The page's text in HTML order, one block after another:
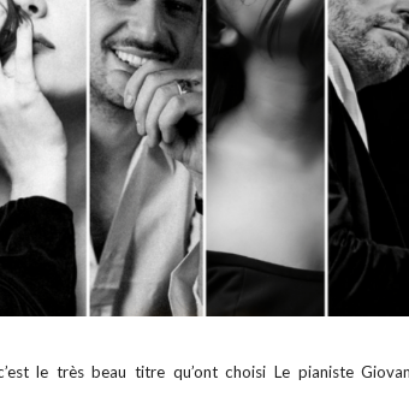
le très beau titre qu’ont choisi Le pianiste